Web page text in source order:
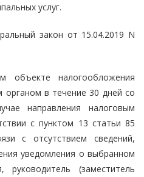
услуг.
закон от 15.04.2019 N
объекте налогообложения
органом в течение 30 дней со
направления налоговым
с пунктом 13 статьи 85
с отсутствием сведений,
уведомления о выбранном
руководитель (заместитель